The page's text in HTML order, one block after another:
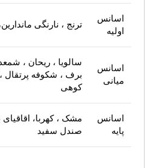
اسانس
اولیه
ترنج ، نارنگی
اسانس
میانی
سالویا ، ریحان ،
برف ، شکوفه
کوهی
اسانس
پایه
مشک ، کهربا،
صندل سفید